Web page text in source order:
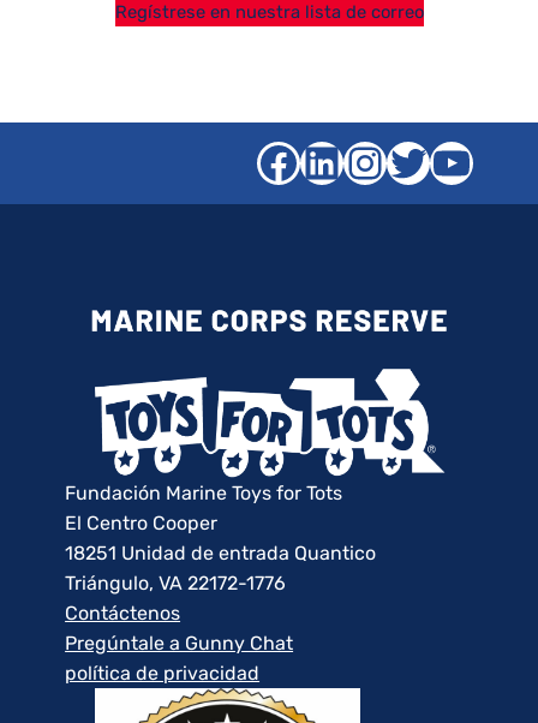
Regístrese en nuestra lista de correo
Facebook
LinkedIn
Gorjeo
Fundación Marine Toys for Tots
El Centro Cooper
18251 Unidad de entrada Quantico
Triángulo, VA 22172-1776
Contáctenos
Pregúntale a Gunny Chat
política de privacidad